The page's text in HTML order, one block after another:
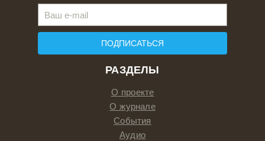
РАЗДЕЛЫ
О проекте
О журнале
События
Аудио
ПОДПИСАТЬСЯ